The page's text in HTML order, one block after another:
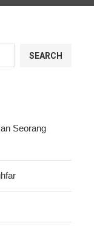
SEARCH
Seorang